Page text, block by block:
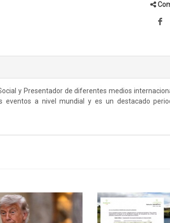
y Presentador de diferentes medios
eventos a nivel mundial y es un destacado